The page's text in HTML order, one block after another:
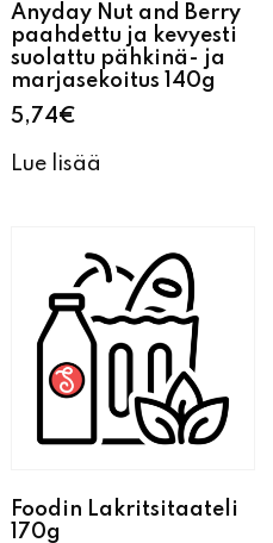
Anyday Nut and Berry
paahdettu ja kevyesti
suolattu pähkinä- ja
marjasekoitus 140g
5,74€
Lue lisää
Foodin Lakritsitaateli
170g